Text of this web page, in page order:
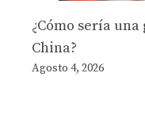
¿Cómo sería
China?
Agosto 4, 2026